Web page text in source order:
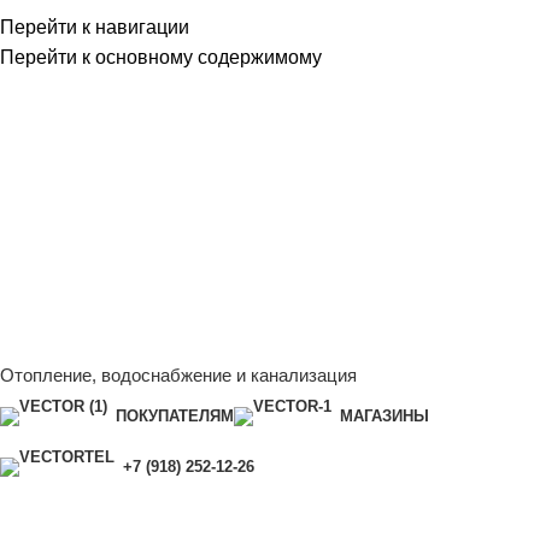
Перейти к навигации
Перейти к основному содержимому
Отопление, водоснабжение и канализация
ПОКУПАТЕЛЯМ МАГАЗИНЫ
+7 (918) 252-12-26